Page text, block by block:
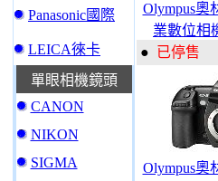
Panasonic國際
LEICA徠卡
單眼相機鏡頭
CANON
NIKON
SIGMA
Olympus奧
業數位相
● 已停售
Olympus奧